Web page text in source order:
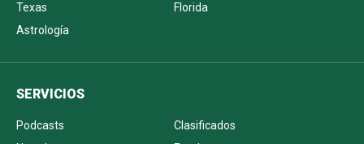
Texas
Florida
Astrología
SERVICIOS
Podcasts
Clasificados